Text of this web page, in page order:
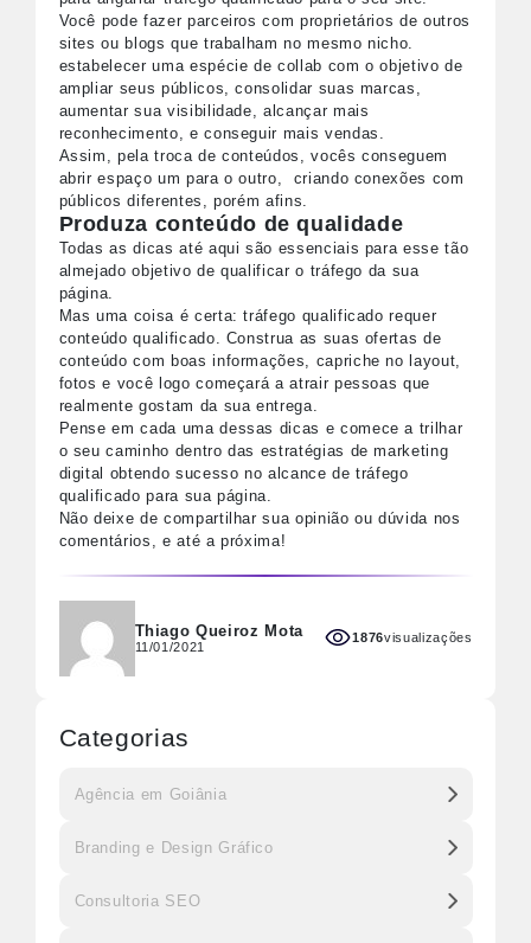
Categorias
Agência em Goiânia
Branding e Design Gráfico
Consultoria SEO
Você pode fazer parceiros com proprietários de outros
sites ou blogs que trabalham no mesmo nicho.
estabelecer uma espécie de collab com o objetivo de
ampliar seus públicos, consolidar suas marcas,
aumentar sua visibilidade, alcançar mais
reconhecimento, e conseguir mais vendas.
Assim, pela troca de conteúdos, vocês conseguem
abrir espaço um para o outro, criando conexões com
públicos diferentes, porém afins.
Produza conteúdo de qualidade
Todas as dicas até aqui são essenciais para esse tão
almejado objetivo de qualificar o tráfego da sua
página.
Mas uma coisa é certa: tráfego qualificado requer
conteúdo qualificado. Construa as suas ofertas de
conteúdo com boas informações, capriche no layout,
fotos e você logo começará a atrair pessoas que
realmente gostam da sua entrega.
Pense em cada uma dessas dicas e comece a trilhar
o seu caminho dentro das estratégias de marketing
digital obtendo sucesso no alcance de tráfego
qualificado para sua página.
Não deixe de compartilhar sua opinião ou dúvida nos
comentários, e até a próxima!
Thiago Queiroz Mota
11/01/2021
1876visualizações